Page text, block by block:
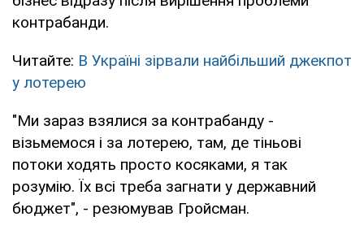
контрабанди.
Читайте: В Україні зірвали найбільший джекпот
у лотерею
"Ми зараз взялися за контрабанду -
візьмемося і за лотерею, там, де тіньові
потоки ходять просто косяками, я так
розумію. Їх всі треба загнати у державний
бюджет", - резюмував Гройсман.